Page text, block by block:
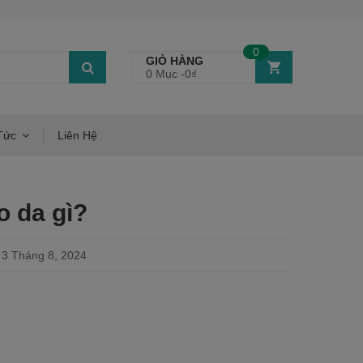
GIỎ HÀNG
0 Mục -0₫
0
Liên Hệ
da gì?
3 Tháng 8, 2024